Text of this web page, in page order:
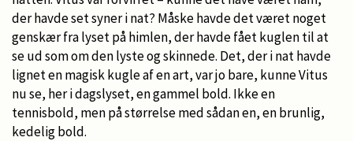
der havde set syner i nat? Måske havde det været noget
genskær fra lyset på himlen, der havde fået kuglen til at
se ud som om den lyste og skinnede. Det, der i nat havde
lignet en magisk kugle af en art, var jo bare, kunne Vitus
nu se, her i dagslyset, en gammel bold. Ikke en
tennisbold, men på størrelse med sådan en, en brunlig,
kedelig bold.